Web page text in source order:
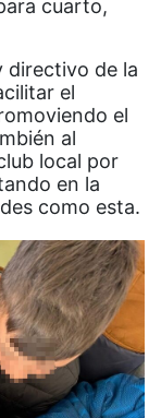
cuarto,
directivo de la
el
el
al
local por
en la
como esta.